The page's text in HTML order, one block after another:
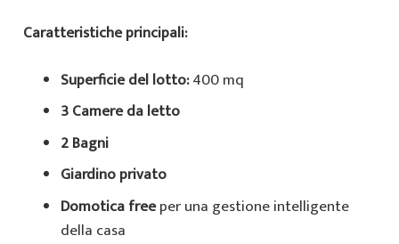
Caratteristiche principali:
Superficie del lotto:400 mq
3 Camere da letto
2 Bagni
Giardino privato
Domotica freeper una gestione intelligente
della casa